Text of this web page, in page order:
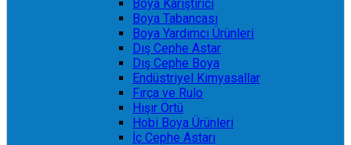
Boya Karıştırıcı
Boya Tabancası
Boya Yardımcı Ürünleri
Dış Cephe Astar
Dış Cephe Boya
Endüstriyel Kimyasallar
Fırça ve Rulo
Hışır Örtü
Hobi Boya Ürünleri
İç Cephe Astarı